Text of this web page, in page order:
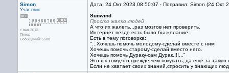
Simon
Участник
с янв 2013
Питер
Сообщений: 5580
Дата: 24 Окт 2023 08:50:07 · Поправил: Simon (24 Окт
Sunwind
Просто жалко людей
А что их жалеть...раз мозгов нет проверить.
Интернет везде есть,было бы желание.
Есть в тему поговорка:
"...Хочешь помочь молодому-сделай вместе с ним
Хочешь помочь старому-сделай вместо него.
Хочешь помочь Дураку-сам Дурак.!!!..."
Это я к тому,что прежде чем покупать, да ещё за
Если не хватает своих знаний,спросить у знающих